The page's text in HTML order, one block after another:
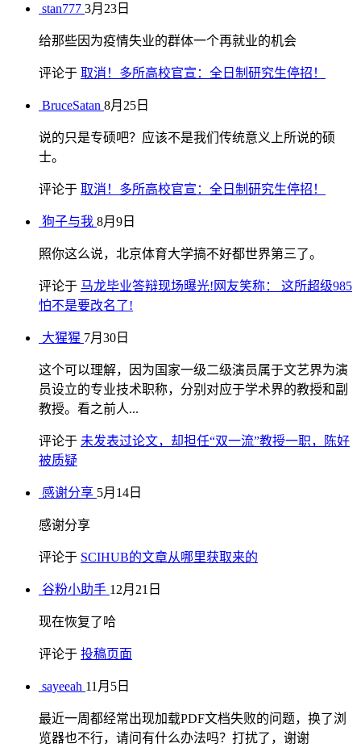
stan777 3月23日
给那些因为疫情失业的群体一个再就业的机会
评论于 取消！多所高校官宣：全日制研究生停招！
BruceSatan 8月25日
说的只是专硕吧？应该不是我们传统意义上所说的硕
士。
评论于 取消！多所高校官宣：全日制研究生停招！
狗子与我 8月9日
照你这么说，北京体育大学搞不好都世界第三了。
评论于 马龙毕业答辩现场曝光!网友笑称： 这所超级985
怕不是要改名了!
大猩猩 7月30日
这个可以理解，因为国家一级二级演员属于文艺界为演
员设立的专业技术职称，分别对应于学术界的教授和副
教授。看之前人...
评论于 未发表过论文，却担任“双一流”教授一职，陈好
被质疑
感谢分享 5月14日
感谢分享
评论于 SCIHUB的文章从哪里获取来的
谷粉小助手 12月21日
现在恢复了哈
评论于 投稿页面
sayeeah 11月5日
最近一周都经常出现加载PDF文档失败的问题，换了浏
览器也不行，请问有什么办法吗？打扰了，谢谢